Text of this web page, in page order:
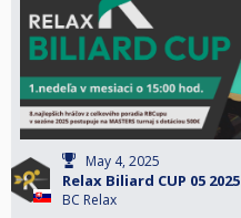
May 4, 2025
Relax Biliard CUP 05 2025
BC Relax